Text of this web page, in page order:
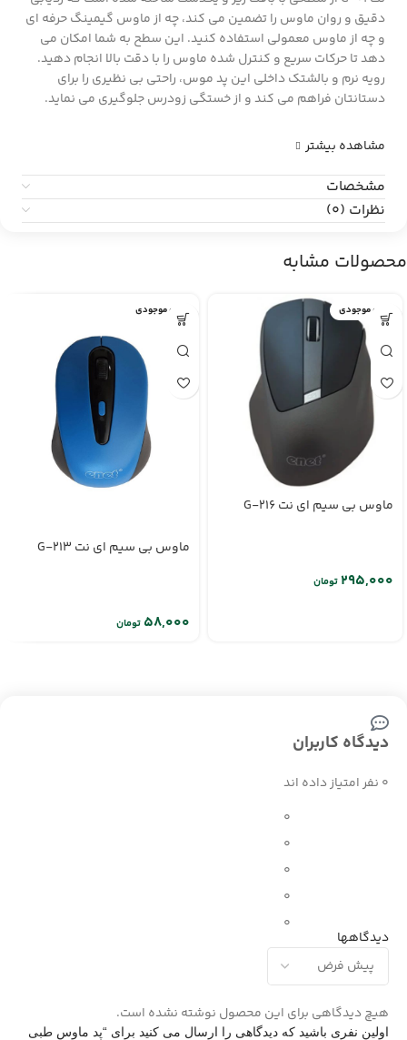
دقیق و روان ماوس را تضمین می کند، چه از ماوس گیمینگ حرفه ای
و چه از ماوس معمولی استفاده کنید. این سطح به شما امکان می
دهد تا حرکات سریع و کنترل شده ماوس را با دقت بالا انجام دهید.
رویه نرم و بالشتک داخلی این پد موس، راحتی بی نظیری را برای
دستانتان فراهم می کند و از خستگی زودرس جلوگیری می نماید.
مشاهده بیشتر
مشخصات
نظرات (0)
محصولات مشابه
اتمام موجودی
ماوس بی سیم ای نت G-216
تومان
اتمام موجودی
ماوس بی سیم ای نت G-213
تومان
دیدگاه کاربران
0 نفر امتیاز داده اند
0
0
0
0
0
دیدگاهها
هیچ دیدگاهی برای این محصول نوشته نشده است.
اولین نفری باشید که دیدگاهی را ارسال می کنید برای “پد ماوس طبی